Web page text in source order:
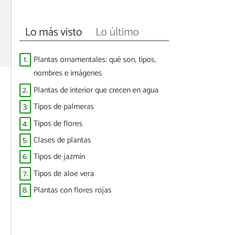
Lo más visto Lo último
1. Plantas ornamentales: qué son, tipos,
nombres e imágenes
2. Plantas de interior que crecen en agua
3. Tipos de palmeras
4. Tipos de flores
5. Clases de plantas
6. Tipos de jazmín
7. Tipos de aloe vera
8. Plantas con flores rojas